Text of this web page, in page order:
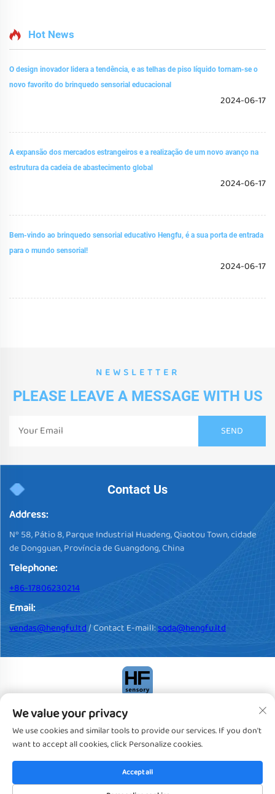
Hot News
O design inovador lidera a tendência, e as telhas de piso líquido tornam-se o
novo favorito do brinquedo sensorial educacional
2024-06-17
A expansão dos mercados estrangeiros e a realização de um novo avanço na
estrutura da cadeia de abastecimento global
2024-06-17
Bem-vindo ao brinquedo sensorial educativo Hengfu, é a sua porta de entrada
para o mundo sensorial!
2024-06-17
NEWSLETTER
PLEASE LEAVE A MESSAGE WITH US
Contact Us
Address:
Nº 58, Pátio 8, Parque Industrial Huadeng, Qiaotou Town, cidade
de Dongguan, Província de Guangdong, China
Telephone:
+86-17806230214
Email:
vendas@hengfu.ltd/ Contact E-maill:soda@hengfu.ltd
Direitos Autorais © 2024, Dongguan Hengfu Plastic Products Co.,
Ltd. Todos os Direitos ReservadosPrivacy policy
We value your privacy
We use cookies and similar tools to provide our services. If you don't
want to accept all cookies, click Personalize cookies.
Accept all